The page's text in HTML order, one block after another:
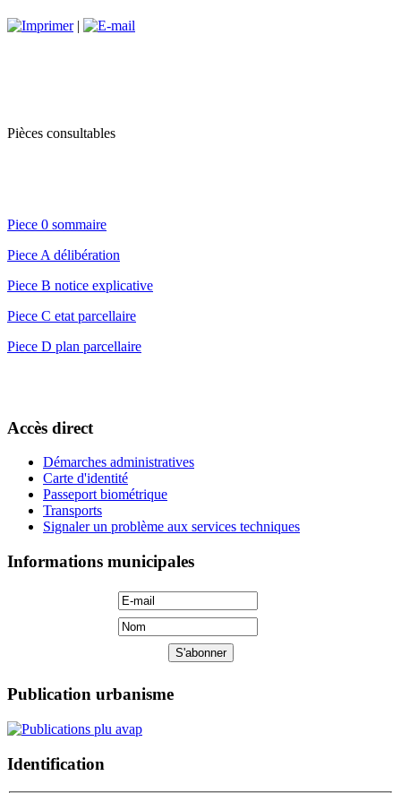
|
Pièces consultables
Piece 0 sommaire
Piece A délibération
Piece B notice explicative
Piece C etat parcellaire
Piece D plan parcellaire
Accès direct
Démarches administratives
Carte d'identité
Passeport biométrique
Transports
Signaler un problème aux services techniques
Informations municipales
Publication urbanisme
Identification